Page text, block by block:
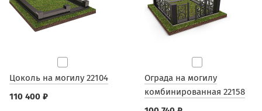
Цоколь на могилу 22104
110 400 ₽
Ограда на могилу
комбинированная 22158